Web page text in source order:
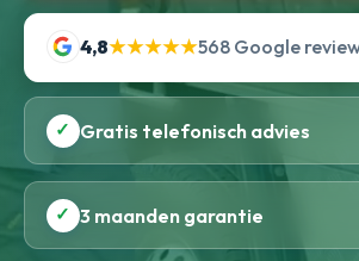
4,8★★★★★568 Google
✓ Gratis telefonisch advies
✓ 3 maanden garantie